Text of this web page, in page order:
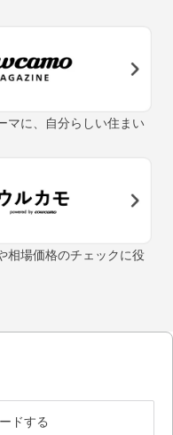
マに、自分らしい住まい
相場価格のチェックに役
ドする